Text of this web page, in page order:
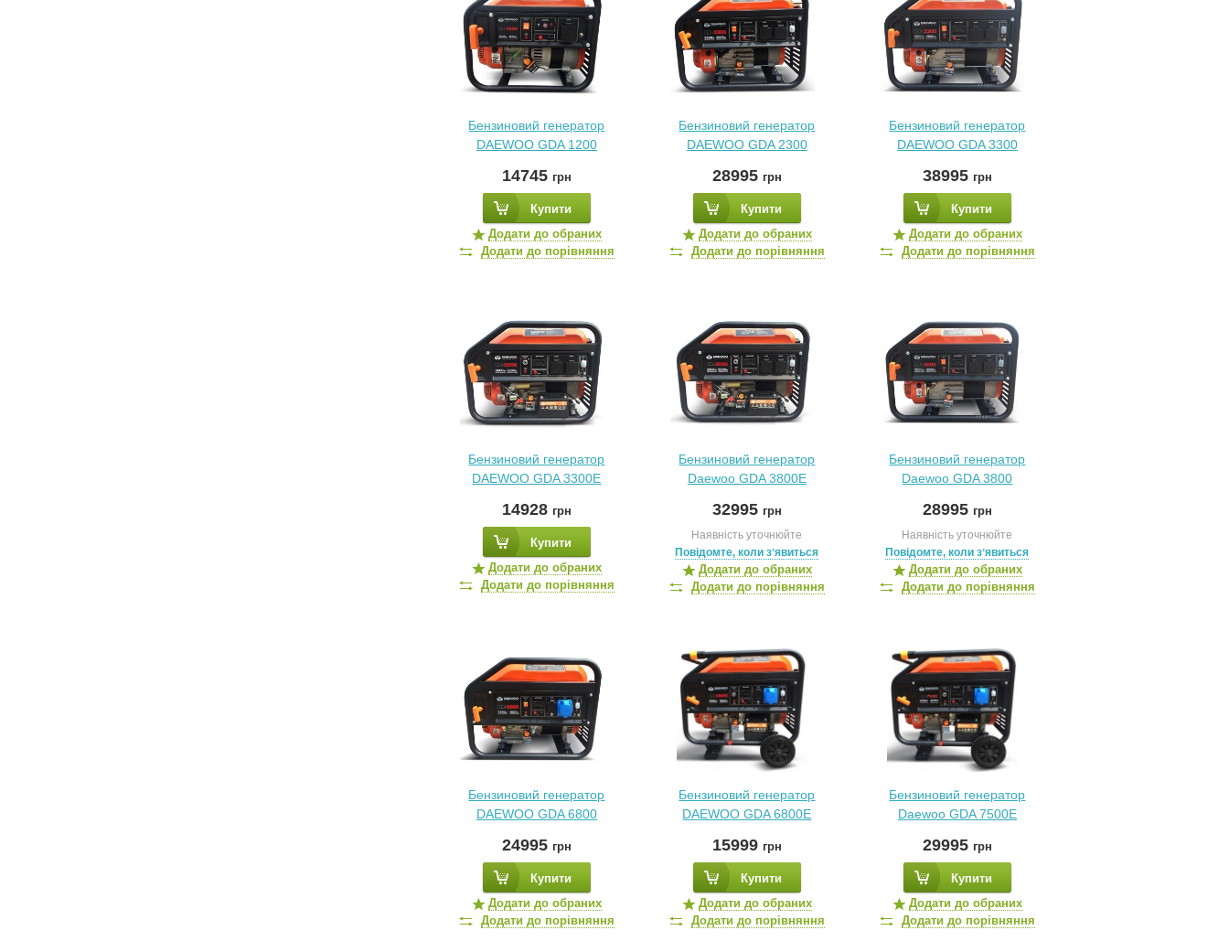
Бензиновий генератор
DAEWOO GDA 1200
14745 грн
Купити
Додати до обраних
Додати до порівняння
Бензиновий генератор
DAEWOO GDA 2300
28995 грн
Купити
Додати до обраних
Додати до порівняння
Бензиновий генератор
DAEWOO GDA 3300
38995 грн
Купити
Додати до обраних
Додати до порівняння
Бензиновий генератор
DAEWOO GDA 3300E
14928 грн
Купити
Додати до обраних
Додати до порівняння
Бензиновий генератор
Daewoo GDA 3800E
32995 грн
Наявність уточнюйте
Повідомте, коли зʼявиться
Додати до обраних
Додати до порівняння
Бензиновий генератор
Daewoo GDA 3800
28995 грн
Наявність уточнюйте
Повідомте, коли зʼявиться
Додати до обраних
Додати до порівняння
Бензиновий генератор
DAEWOO GDA 6800
24995 грн
Купити
Додати до обраних
Додати до порівняння
Бензиновий генератор
DAEWOO GDA 6800E
15999 грн
Купити
Додати до обраних
Додати до порівняння
Бензиновий генератор
Daewoo GDA 7500E
29995 грн
Купити
Додати до обраних
Додати до порівняння